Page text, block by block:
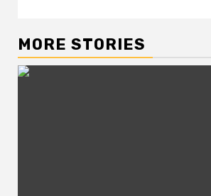
MORE STORIES